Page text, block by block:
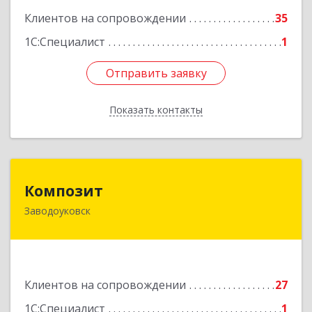
Клиентов на сопровождении
35
1С:Специалист
1
Отправить заявку
Показать контакты
Подробнее
Отправить заявку
Назад
Композит
Заводоуковск
Клиентов на сопровождении
27
1С:Специалист
1
627140, Тюменская обл, Заводоуковский р-н,